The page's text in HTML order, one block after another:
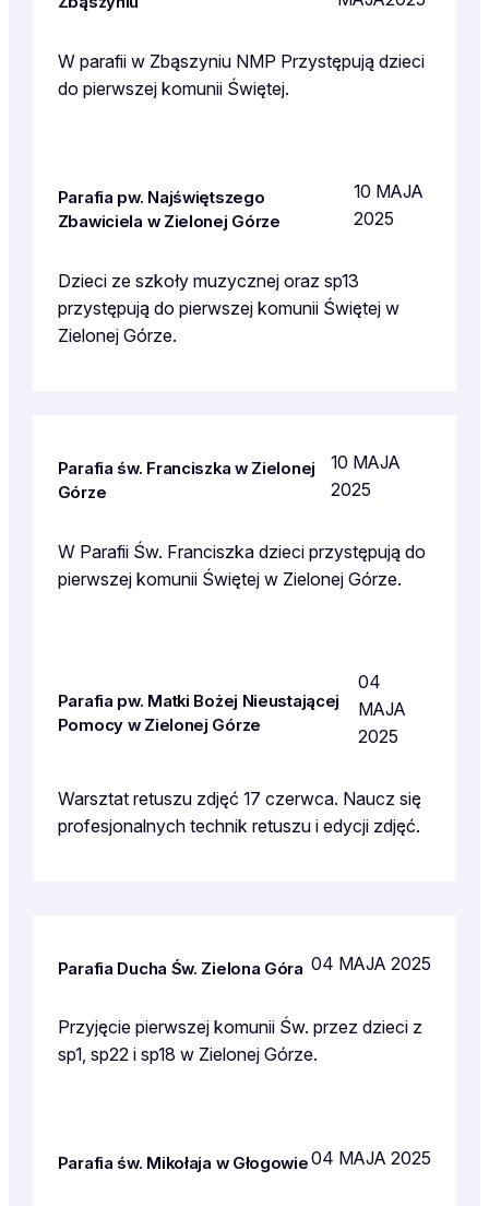
W parafii w Zbąszyniu NMP Przystępują dzieci
do pierwszej komunii Świętej.
Parafia pw. Najświętszego
Zbawiciela w Zielonej Górze
10 MAJA
2025
Dzieci ze szkoły muzycznej oraz sp13
przystępują do pierwszej komunii Świętej w
Zielonej Górze.
Parafia św. Franciszka w Zielonej
Górze
10 MAJA
2025
W Parafii Św. Franciszka dzieci przystępują do
pierwszej komunii Świętej w Zielonej Górze.
Parafia pw. Matki Bożej Nieustającej
Pomocy w Zielonej Górze
04
MAJA
2025
Warsztat retuszu zdjęć 17 czerwca. Naucz się
profesjonalnych technik retuszu i edycji zdjęć.
Parafia Ducha Św. Zielona Góra 04 MAJA 2025
Przyjęcie pierwszej komunii Św. przez dzieci z
sp1, sp22 i sp18 w Zielonej Górze.
Parafia św. Mikołaja w Głogowie04 MAJA 2025